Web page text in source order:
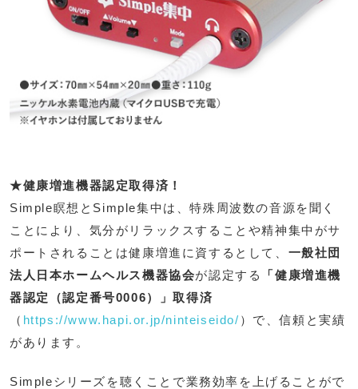
★健康増進機器認定取得済！
Simple瞑想とSimple集中は、特殊周波数の音源を聞く
ことにより、気分がリラックスすることや精神集中がサ
ポートされることは健康増進に資するとして、 一般社団
法人日本ホームヘルス機器協会が認定する
「健康増進機
器認定（認定番号0006）」取得済
（ https://www.hapi.or.jp/ninteiseido/ ）で、信頼と実績
があります。
Simpleシリーズを聴くことで業務効率を上げることがで